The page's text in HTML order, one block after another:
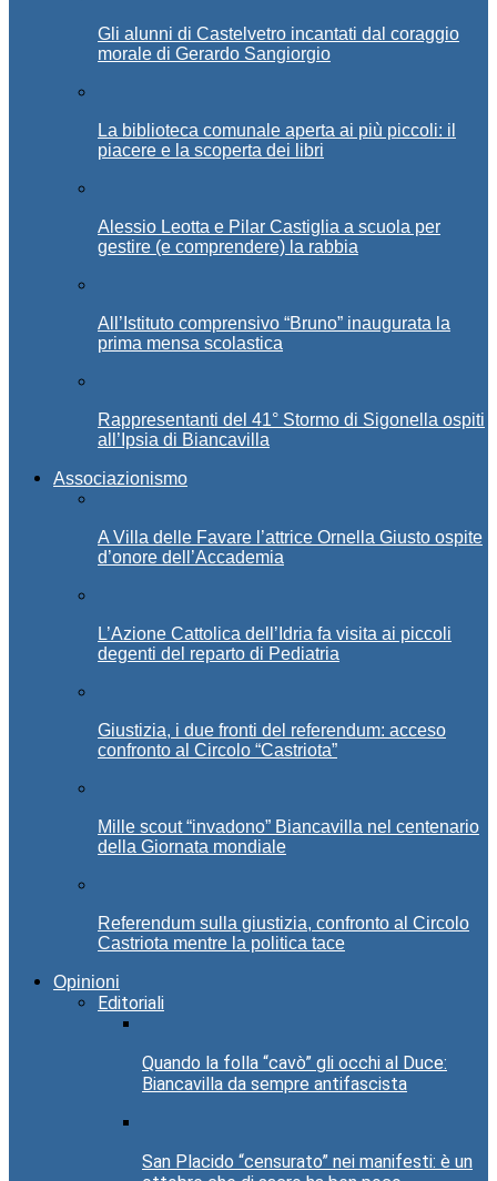
Gli alunni di Castelvetro incantati dal coraggio
morale di Gerardo Sangiorgio
La biblioteca comunale aperta ai più piccoli: il
piacere e la scoperta dei libri
Alessio Leotta e Pilar Castiglia a scuola per
gestire (e comprendere) la rabbia
All’Istituto comprensivo “Bruno” inaugurata la
prima mensa scolastica
Rappresentanti del 41° Stormo di Sigonella ospiti
all’Ipsia di Biancavilla
Associazionismo
A Villa delle Favare l’attrice Ornella Giusto ospite
d’onore dell’Accademia
L’Azione Cattolica dell’Idria fa visita ai piccoli
degenti del reparto di Pediatria
Giustizia, i due fronti del referendum: acceso
confronto al Circolo “Castriota”
Mille scout “invadono” Biancavilla nel centenario
della Giornata mondiale
Referendum sulla giustizia, confronto al Circolo
Castriota mentre la politica tace
Opinioni
Editoriali
Quando la folla “cavò” gli occhi al Duce:
Biancavilla da sempre antifascista
San Placido “censurato” nei manifesti: è un